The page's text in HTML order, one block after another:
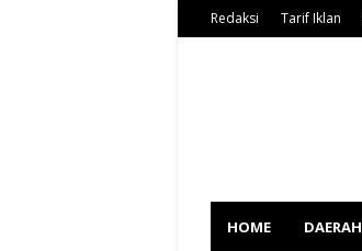
Redaksi Tarif Iklan
HOME DAERAH